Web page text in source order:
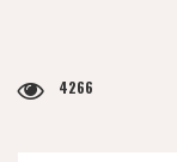
4266